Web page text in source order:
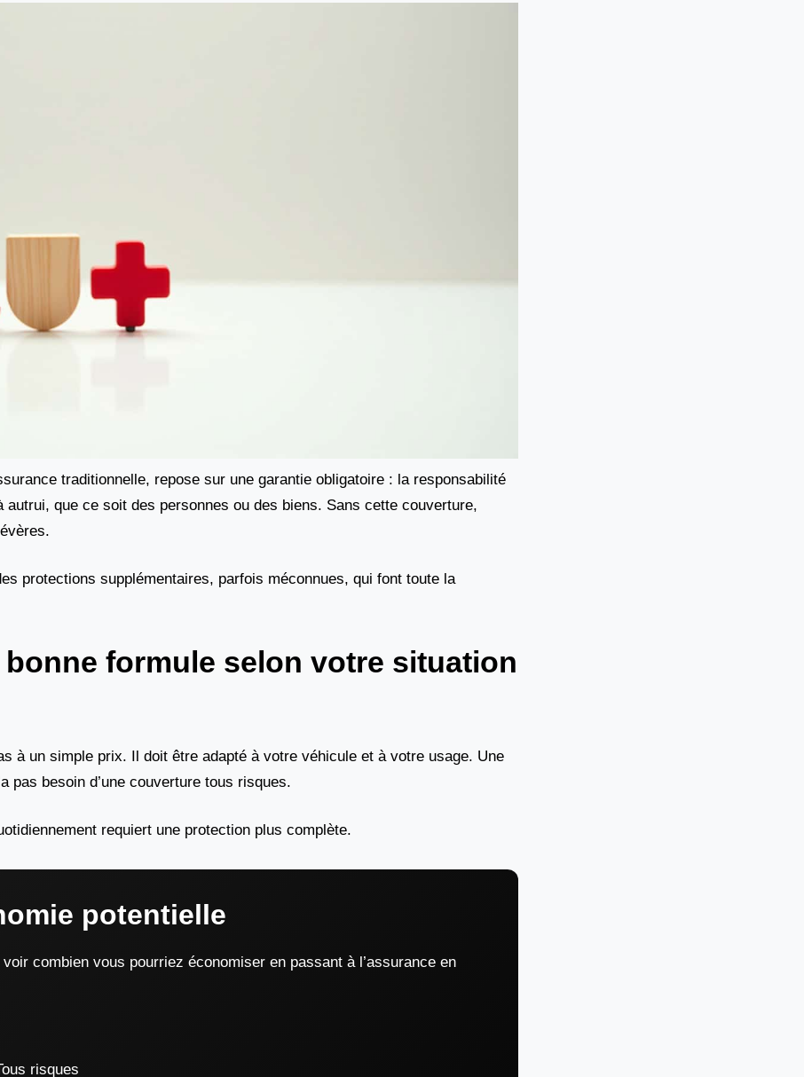
traditionnelle, repose sur une garantie obligatoire : la responsabilité
que ce soit des personnes ou des biens. Sans cette couverture,
protections supplémentaires, parfois méconnues, qui font toute la
formule selon votre situation
à un simple prix. Il doit être adapté à votre véhicule et à votre usage. Une
pas besoin d’une couverture tous risques.
requiert une protection plus complète.
potentielle
combien vous pourriez économiser en passant à l’assurance en
risques